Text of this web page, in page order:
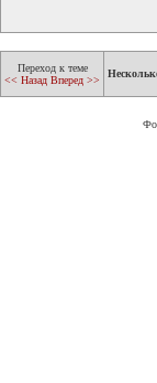
Переход к теме
<< Назад Вперед >>